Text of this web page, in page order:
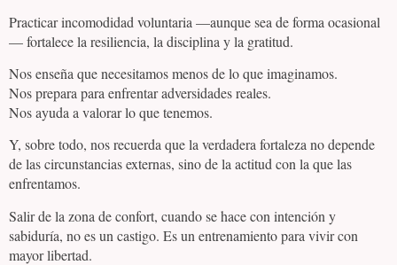
Practicar incomodidad voluntaria —aunque sea de forma ocasional
— fortalece la resiliencia, la disciplina y la gratitud.
Nos enseña que necesitamos menos de lo que imaginamos.
Nos prepara para enfrentar adversidades reales.
Nos ayuda a valorar lo que tenemos.
Y, sobre todo, nos recuerda que la verdadera fortaleza no depende
de las circunstancias externas, sino de la actitud con la que las
enfrentamos.
Salir de la zona de confort, cuando se hace con intención y
sabiduría, no es un castigo. Es un entrenamiento para vivir con
mayor libertad.